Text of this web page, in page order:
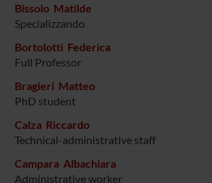
Bissolo Matilde
Specializzando
Bortolotti Federica
Full Professor
Bragieri Matteo
PhD student
Calza Riccardo
Technical-administrative staff
Campara Albachiara
Administrative worker